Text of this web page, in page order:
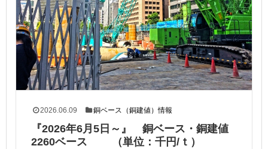
2026.06.09 銅ベース（銅建値）情報
『2026年6月5日～』 銅ベース・銅建値
2260ベース （単位：千円/ｔ）